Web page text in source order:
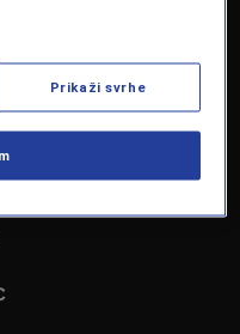
Prikaži svrhe